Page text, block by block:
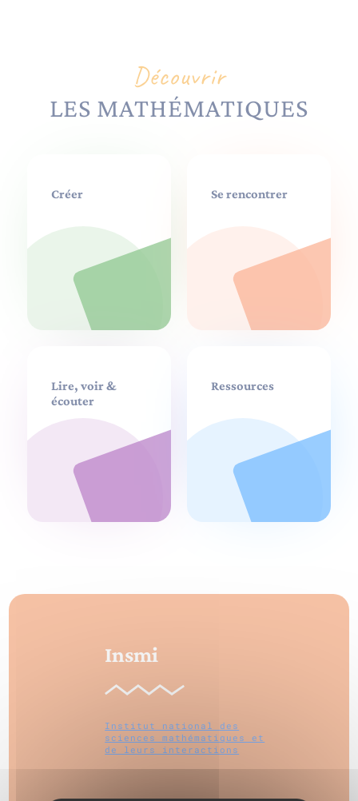
Découvrir
LES MATHÉMATIQUES
Créer Se rencontrer
Lire, voir &
écouter
Ressources
Insmi
Institut national des
sciences mathématiques et
de leurs interactions